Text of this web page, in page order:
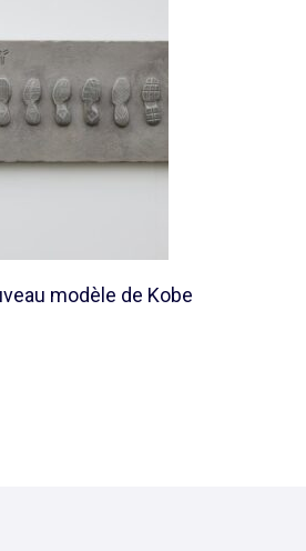
modèle de Kobe